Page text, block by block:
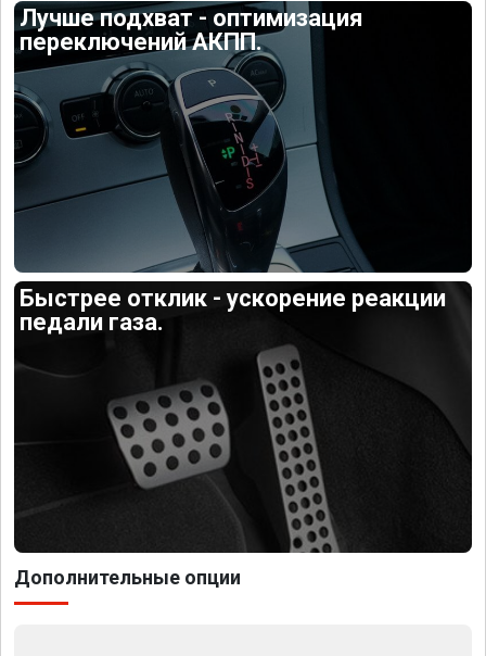
Лучше подхват - оптимизация
переключений АКПП.
Быстрее отклик - ускорение реакции
педали газа.
Дополнительные опции